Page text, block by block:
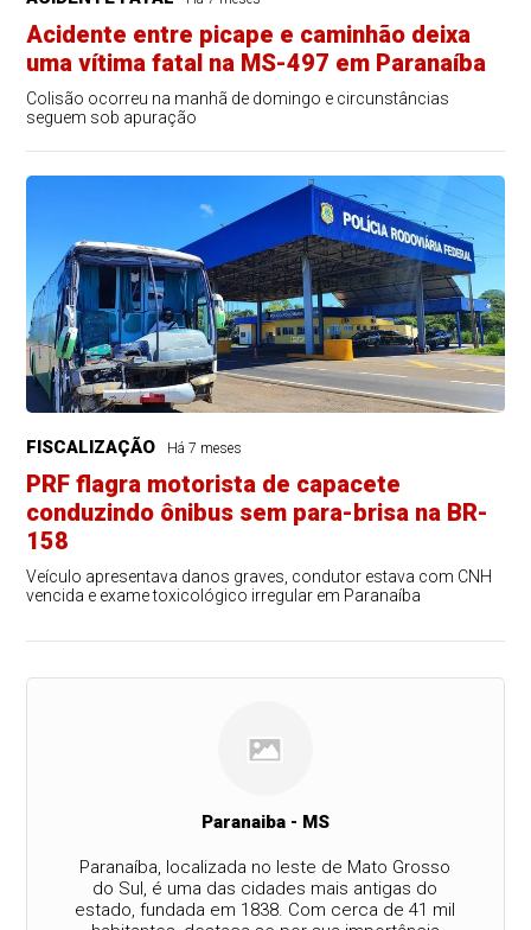
Acidente entre picape e caminhão deixa
uma vítima fatal na MS-497 em Paranaíba
Colisão ocorreu na manhã de domingo e circunstâncias
seguem sob apuração
FISCALIZAÇÃO Há 7 meses
PRF flagra motorista de capacete
conduzindo ônibus sem para-brisa na BR-
158
Veículo apresentava danos graves, condutor estava com CNH
vencida e exame toxicológico irregular em Paranaíba
Paranaiba - MS
Paranaíba, localizada no leste de Mato Grosso
do Sul, é uma das cidades mais antigas do
estado, fundada em 1838. Com cerca de 41 mil